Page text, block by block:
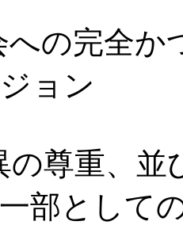
への完全か
ョン
の尊重、並
部として